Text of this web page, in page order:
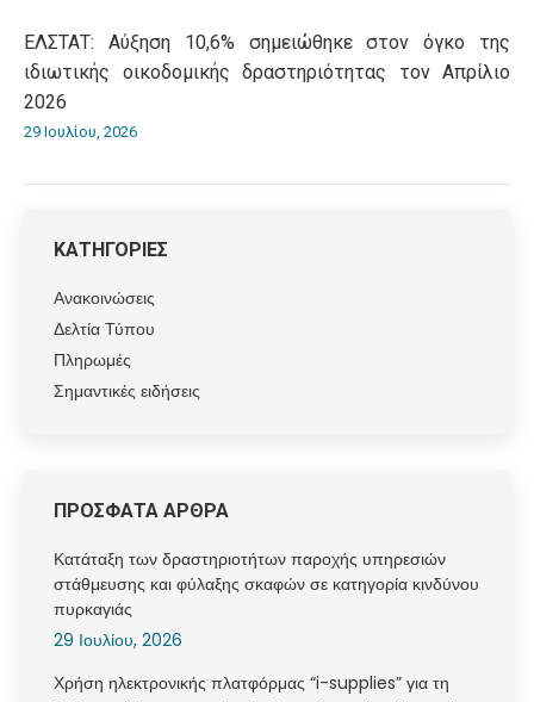
ΕΛΣΤΑΤ: Αύξηση 10,6% σημειώθηκε στον όγκο της
ιδιωτικής οικοδομικής δραστηριότητας τον Απρίλιο
2026
29 Ιουλίου, 2026
ΚΑΤΗΓΟΡΙΕΣ
Ανακοινώσεις
Δελτία Τύπου
Πληρωμές
Σημαντικές ειδήσεις
ΠΡΟΣΦΑΤΑ ΑΡΘΡΑ
Κατάταξη των δραστηριοτήτων παροχής υπηρεσιών
στάθμευσης και φύλαξης σκαφών σε κατηγορία κινδύνου
πυρκαγιάς
29 Ιουλίου, 2026
Χρήση ηλεκτρονικής πλατφόρμας “i-supplies” για τη